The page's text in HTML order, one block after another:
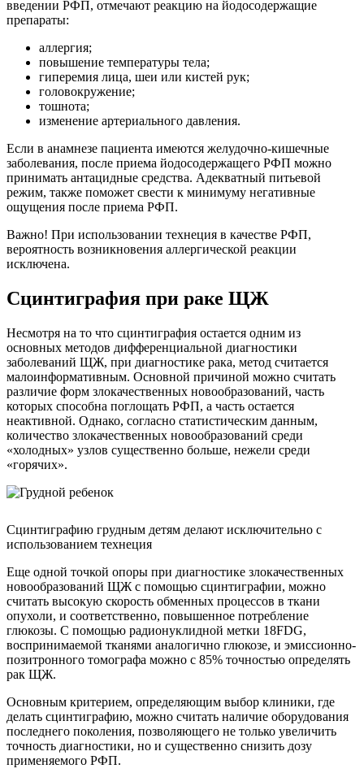
введении РФП, отмечают реакцию на йодосодержащие
препараты:
аллергия;
повышение температуры тела;
гиперемия лица, шеи или кистей рук;
головокружение;
тошнота;
изменение артериального давления.
Если в анамнезе пациента имеются желудочно-кишечные
заболевания, после приема йодосодержащего РФП можно
принимать антацидные средства. Адекватный питьевой
режим, также поможет свести к минимуму негативные
ощущения после приема РФП.
Важно! При использовании технеция в качестве РФП,
вероятность возникновения аллергической реакции
исключена.
Сцинтиграфия при раке ЩЖ
Несмотря на то что сцинтиграфия остается одним из
основных методов дифференциальной диагностики
заболеваний ЩЖ, при диагностике рака, метод считается
малоинформативным. Основной причиной можно считать
различие форм злокачественных новообразований, часть
которых способна поглощать РФП, а часть остается
неактивной. Однако, согласно статистическим данным,
количество злокачественных новообразований среди
«холодных» узлов существенно больше, нежели среди
«горячих».
Сцинтиграфию грудным детям делают исключительно с
использованием технеция
Еще одной точкой опоры при диагностике злокачественных
новообразований ЩЖ с помощью сцинтиграфии, можно
считать высокую скорость обменных процессов в ткани
опухоли, и соответственно, повышенное потребление
глюкозы. С помощью радионуклидной метки 18FDG,
воспринимаемой тканями аналогично глюкозе, и эмиссионно-
позитронного томографа можно с 85% точностью определять
рак ЩЖ.
Основным критерием, определяющим выбор клиники, где
делать сцинтиграфию, можно считать наличие оборудования
последнего поколения, позволяющего не только увеличить
точность диагностики, но и существенно снизить дозу
применяемого РФП.